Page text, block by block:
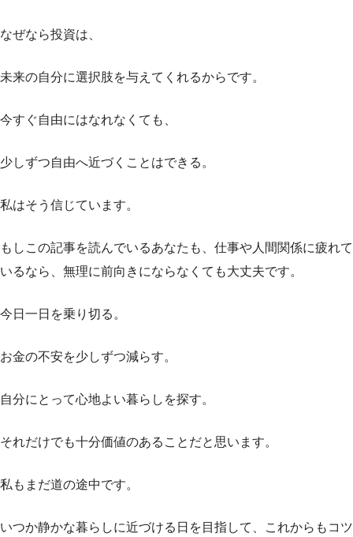
なぜなら投資は、
未来の自分に選択肢を与えてくれるからです。
今すぐ自由にはなれなくても、
少しずつ自由へ近づくことはできる。
私はそう信じています。
もしこの記事を読んでいるあなたも、仕事や人間関係に疲れて
いるなら、無理に前向きにならなくても大丈夫です。
今日一日を乗り切る。
お金の不安を少しずつ減らす。
自分にとって心地よい暮らしを探す。
それだけでも十分価値のあることだと思います。
私もまだ道の途中です。
いつか静かな暮らしに近づける日を目指して、これからもコツ